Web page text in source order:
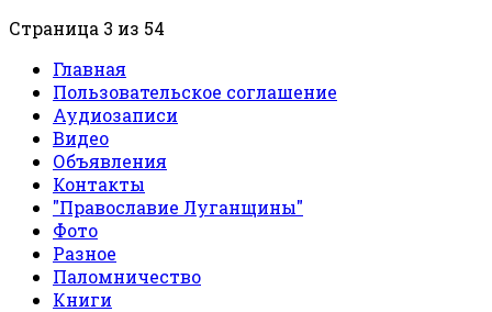
Страница 3 из 54
Главная
Пользовательское соглашение
Аудиозаписи
Видео
Объявления
Контакты
"Православие Луганщины"
Фото
Разное
Паломничество
Книги